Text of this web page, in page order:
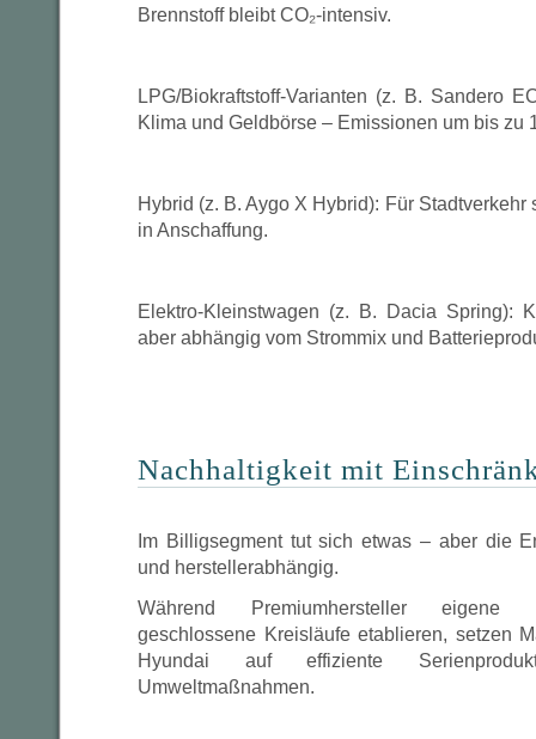
Brennstoff bleibt CO₂-intensiv.
LPG/Biokraftstoff-Varianten (z. B. Sandero
Klima und Geldbörse – Emissionen um bis zu
Hybrid (z. B. Aygo X Hybrid): Für Stadtverkehr
in Anschaffung.
Elektro-Kleinstwagen (z. B. Dacia Spring):
aber abhängig vom Strommix und
Nachhaltigkeit mit
Im Billigsegment tut sich etwas – aber die
und herstellerabhängig.
Während Premiumhersteller eigene
geschlossene Kreisläufe etablieren, setzen
Hyundai auf effiziente
Umweltmaßnahmen.